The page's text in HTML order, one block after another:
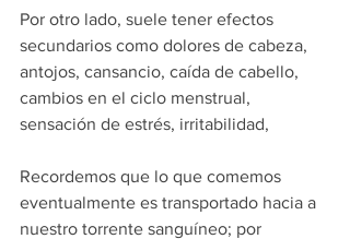
Por otro lado, suele tener efectos
secundarios como dolores de cabeza,
antojos, cansancio, caída de cabello,
cambios en el ciclo menstrual,
sensación de estrés, irritabilidad,
Recordemos que lo que comemos
eventualmente es transportado hacia a
nuestro torrente sanguíneo; por